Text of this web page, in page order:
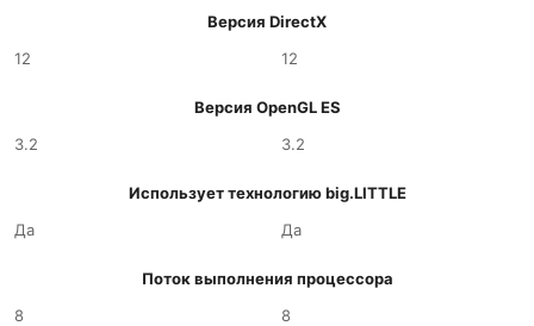
Версия DirectX
12
12
Версия OpenGL ES
3.2
3.2
Использует технологию big.LITTLE
Да
Да
Поток выполнения процессора
8
8